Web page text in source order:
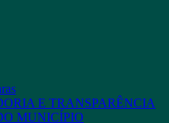
E TRANSPARÊNCIA
MUNICÍPIO